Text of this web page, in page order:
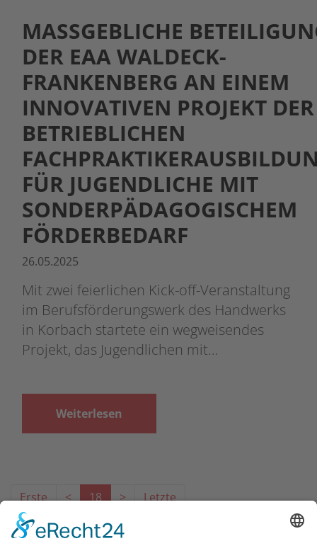
MASSGEBLICHE BETEILIGUNG
ER EAA WALDECK-F
RANKENBERG AN EINEM I
NNOVATIVEN PROJEKT DER B
ETRIEBLICHEN F
ÜR JUGENDLICHE MIT S
ONDERPÄDAGOGISCHEM F
ÖRDERBEDARF
26.05.2025
Mit zwei feierlichen Kick-off-Veranstaltung
im Berufsförderungswerk des Handwerks
in Korbach startete ein wegweisendes
Projekt, das Jugendlichen mit…
Weiterlesen
Erste < 18 > Letzte